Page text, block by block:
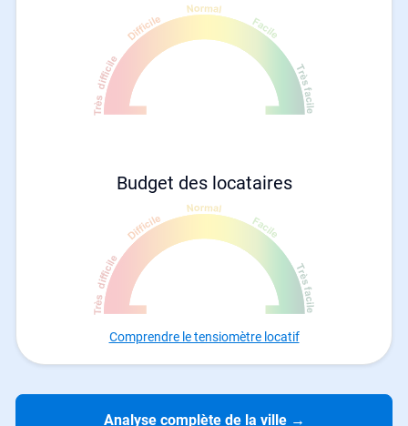
Budget des locataires
Comprendre le tensiomètre locatif
Analyse complète de la ville →